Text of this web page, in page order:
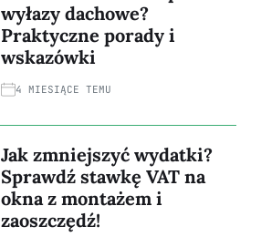
wyłazy dachowe?
Praktyczne porady i
wskazówki
4 MIESIĄCE TEMU
Jak zmniejszyć wydatki?
Sprawdź stawkę VAT na
okna z montażem i
zaoszczędź!